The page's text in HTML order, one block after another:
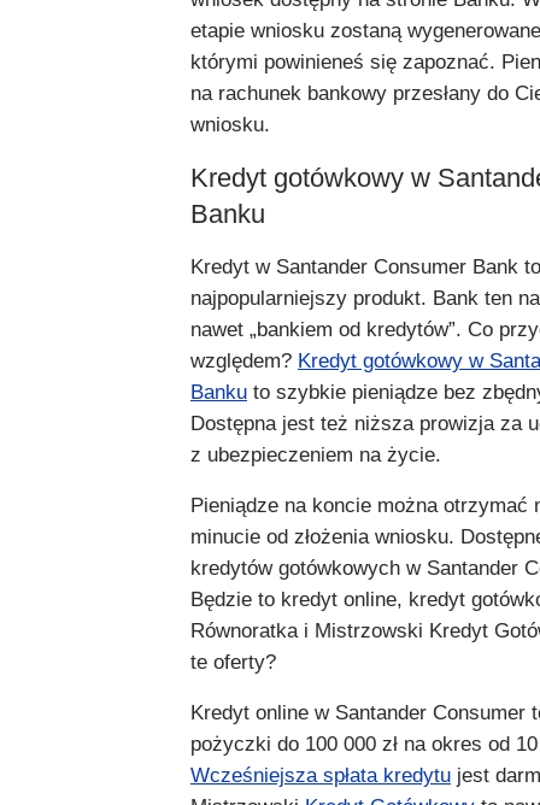
etapie wniosku zostaną
którymi powinieneś się zapoznać.
na rachunek bankowy przesłany do
wniosku.
Kredyt gotówkowy w
Banku
Kredyt w Santander Consumer Bank
najpopularniejszy produkt. Bank ten
nawet „bankiem od kredytów”. Co
względem? Kredyt gotówkowy w
Banku to szybkie pieniądze bez
Dostępna jest też niższa prowizja za
z ubezpieczeniem na życie.
Pieniądze na koncie można otrzymać
minucie od złożenia wniosku.
kredytów gotówkowych w Santander
Będzie to kredyt online, kredyt
Równoratka i Mistrzowski Kredyt
te oferty?
Kredyt online w Santander Consumer
pożyczki do 100 000 zł na okres od
Wcześniejsza spłata kredytu jest